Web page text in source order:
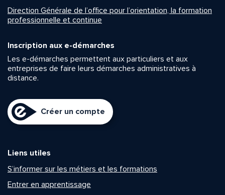
Direction Générale de l’office pour l’orientation, la formation
professionnelle et continue
Inscription aux e-démarches
Les e-démarches permettent aux particuliers et aux
entreprises de faire leurs démarches administratives à
distance.
Créer un compte
Liens utiles
S’informer sur les métiers et les formations
Entrer en apprentissage